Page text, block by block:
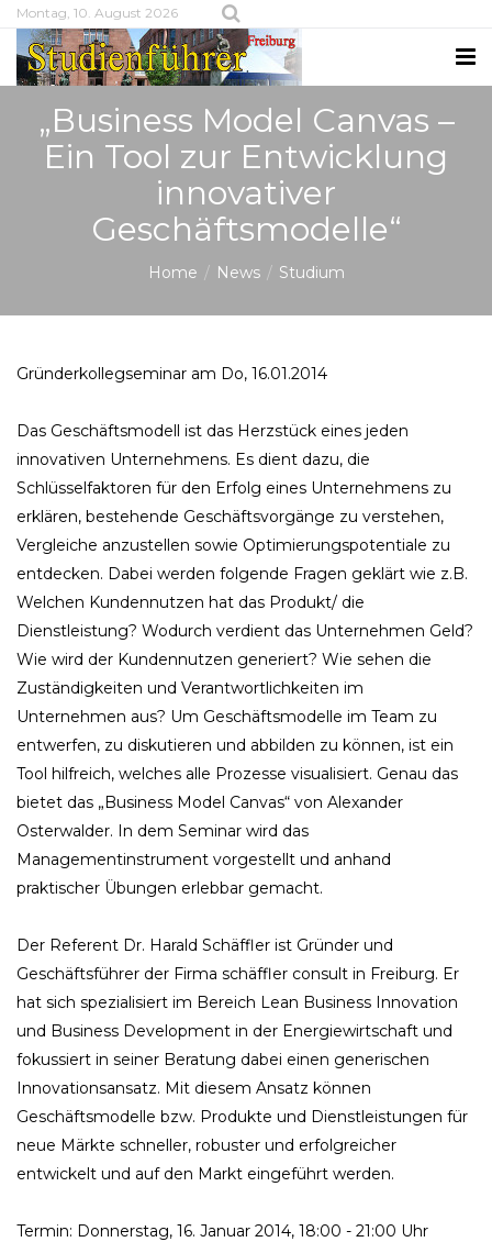
Montag, 10. August 2026
„Business Model Canvas –
Ein Tool zur Entwicklung
innovativer
Geschäftsmodelle“
Home News Studium
Gründerkollegseminar am Do, 16.01.2014
Das Geschäftsmodell ist das Herzstück eines jeden
innovativen Unternehmens. Es dient dazu, die
Schlüsselfaktoren für den Erfolg eines Unternehmens zu
erklären, bestehende Geschäftsvorgänge zu verstehen,
Vergleiche anzustellen sowie Optimierungspotentiale zu
entdecken. Dabei werden folgende Fragen geklärt wie z.B.
Welchen Kundennutzen hat das Produkt/ die
Dienstleistung? Wodurch verdient das Unternehmen Geld?
Wie wird der Kundennutzen generiert? Wie sehen die
Zuständigkeiten und Verantwortlichkeiten im
Unternehmen aus? Um Geschäftsmodelle im Team zu
entwerfen, zu diskutieren und abbilden zu können, ist ein
Tool hilfreich, welches alle Prozesse visualisiert. Genau das
bietet das „Business Model Canvas“ von Alexander
Osterwalder. In dem Seminar wird das
Managementinstrument vorgestellt und anhand
praktischer Übungen erlebbar gemacht.
Der Referent Dr. Harald Schäffler ist Gründer und
Geschäftsführer der Firma schäffler consult in Freiburg. Er
hat sich spezialisiert im Bereich Lean Business Innovation
und Business Development in der Energiewirtschaft und
fokussiert in seiner Beratung dabei einen generischen
Innovationsansatz. Mit diesem Ansatz können
Geschäftsmodelle bzw. Produkte und Dienstleistungen für
neue Märkte schneller, robuster und erfolgreicher
entwickelt und auf den Markt eingeführt werden.
Termin: Donnerstag, 16. Januar 2014, 18:00 - 21:00 Uhr